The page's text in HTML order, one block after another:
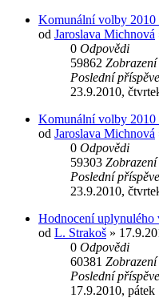
Komunální volby 2010
od Jaroslava Michnová
0 Odpovědi
59862 Zobrazení
Poslední
23.9.2010,
Komunální volby 2010
od Jaroslava Michnová
0 Odpovědi
59303 Zobrazení
Poslední
23.9.2010,
Hodnocení uplynulého
od L. Strakoš »
0 Odpovědi
60381 Zobrazení
Poslední
17.9.2010, pátek